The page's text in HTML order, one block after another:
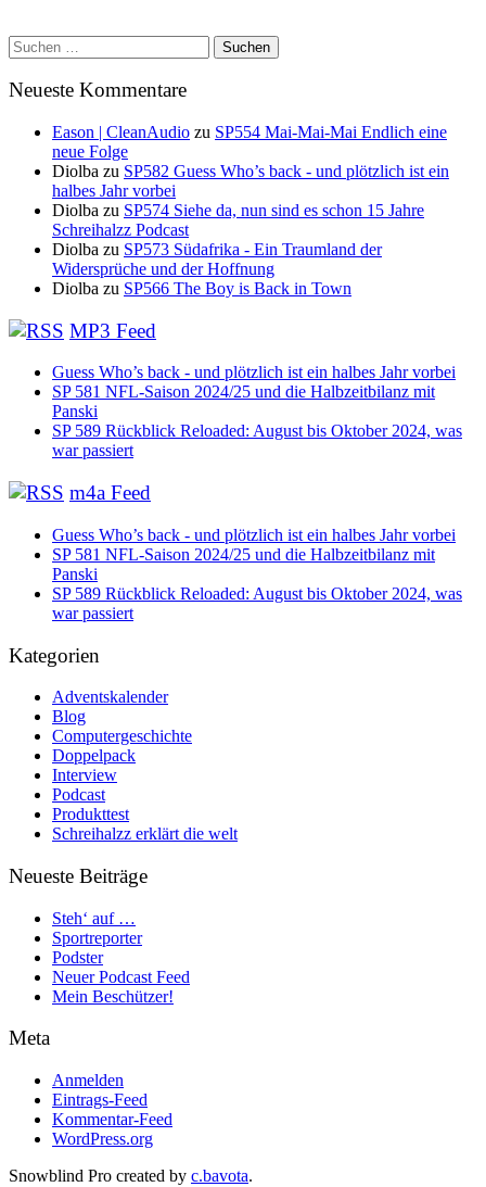
Suchen
nach:
Neueste Kommentare
Eason | CleanAudio zu SP554 Mai-Mai-Mai Endlich eine
neue Folge
Diolba zu SP582 Guess Who’s back - und plötzlich ist ein
halbes Jahr vorbei
Diolba zu SP574 Siehe da, nun sind es schon 15 Jahre
Schreihalzz Podcast
Diolba zu SP573 Südafrika - Ein Traumland der
Widersprüche und der Hoffnung
Diolba zu SP566 The Boy is Back in Town
MP3 Feed
Guess Who’s back - und plötzlich ist ein halbes Jahr vorbei
SP 581 NFL-Saison 2024/25 und die Halbzeitbilanz mit
Panski
SP 589 Rückblick Reloaded: August bis Oktober 2024, was
war passiert
m4a Feed
Guess Who’s back - und plötzlich ist ein halbes Jahr vorbei
SP 581 NFL-Saison 2024/25 und die Halbzeitbilanz mit
Panski
SP 589 Rückblick Reloaded: August bis Oktober 2024, was
war passiert
Kategorien
Adventskalender
Blog
Computergeschichte
Doppelpack
Interview
Podcast
Produkttest
Schreihalzz erklärt die welt
Neueste Beiträge
Steh‘ auf …
Sportreporter
Podster
Neuer Podcast Feed
Mein Beschützer!
Meta
Anmelden
Eintrags-Feed
Kommentar-Feed
WordPress.org
Snowblind Pro created by c.bavota.